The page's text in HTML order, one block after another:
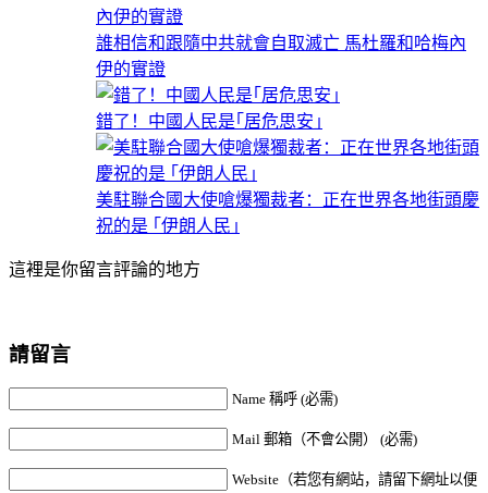
誰相信和跟隨中共就會自取滅亡 馬杜羅和哈梅內
伊的實證
錯了！中國人民是｢居危思安｣
美駐聯合國大使嗆爆獨裁者：正在世界各地街頭慶
祝的是 ｢伊朗人民｣
這裡是你留言評論的地方
請留言
Name 稱呼 (必需)
Mail 郵箱（不會公開） (必需)
Website（若您有網站，請留下網址以便